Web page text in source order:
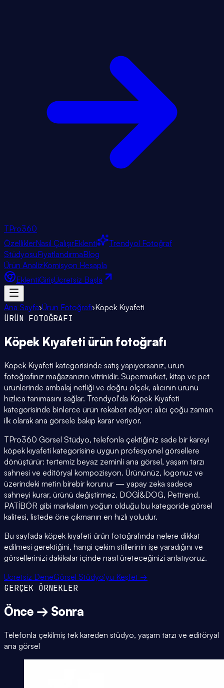
TPro360
ÖzelliklerNasıl ÇalışırEklenti
Trendyol Fotoğraf
StüdyosuFiyatlandırmaBlog
Ürün AnalizKomisyon Hesapla
EklentiGirişÜcretsiz Başla
Ana Sayfa›Ürün Fotoğrafı›Köpek Kıyafeti
ÜRÜN FOTOĞRAFI
Köpek Kıyafeti ürün fotoğrafı
Köpek Kıyafeti kategorisinde satış yapıyorsanız, ürün
fotoğrafınız mağazanızın vitrinidir. Süpermarket, kitap ve pet
ürünlerinde ambalaj netliği ve doğru ölçek, alıcının ürünü
hızlıca tanımasını sağlar. Trendyol'da Köpek Kıyafeti
kategorisinde binlerce ürün rekabet ediyor; alıcı çoğu zaman
ilk olarak ana görsele bakıp karar veriyor.
TPro360 Görsel Stüdyo, telefonla çektiğiniz sade bir kareyi
köpek kıyafeti kategorisine uygun profesyonel görsellere
dönüştürür: tertemiz beyaz zeminli ana görsel, yaşam tarzı
sahnesi ve editöryal kompozisyon. Ürününüz, logonuz ve
üzerindeki metin birebir korunur — yapay zeka sadece
sahneyi kurar, ürünü değiştirmez. DOGİ&DOG, Pettrend,
PATİBÖR gibi markaların yoğun olduğu bu kategoride görsel
kalitesi, listede öne çıkmanın en hızlı yoludur.
Bu sayfada köpek kıyafeti ürün fotoğrafında nelere dikkat
edilmesi gerektiğini, hangi çekim stillerinin işe yaradığını ve
görsellerinizi dakikalar içinde nasıl üreteceğinizi anlatıyoruz.
Ücretsiz DeneGörsel Stüdyo'yu Keşfet →
GERÇEK ÖRNEKLER
Önce → Sonra
Telefonla çekilmiş tek kareden stüdyo, yaşam tarzı ve editöryal
ana görsel